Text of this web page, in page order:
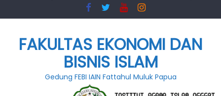
FAKULTAS EKONOMI DAN
BISNIS ISLAM
Gedung FEBI IAIN Fattahul Muluk Papua